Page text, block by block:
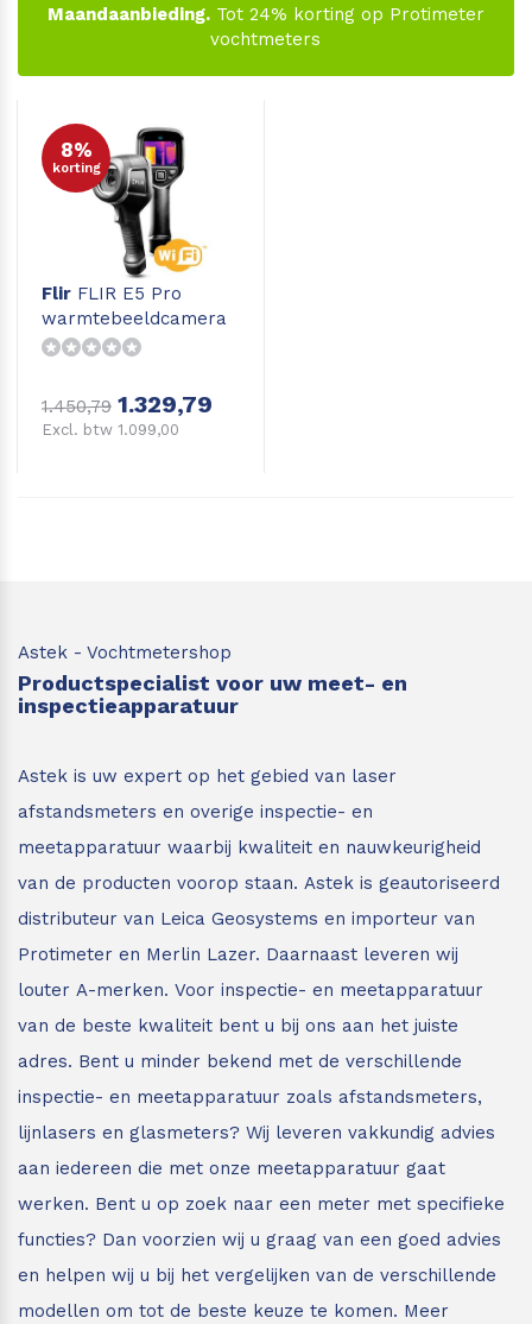
8%
korting
Flir FLIR E5 Pro
warmtebeeldcamera
1.450,79 1.329,79
Excl. btw 1.099,00
Maandaanbieding.Tot 24% korting op Protimeter
vochtmeters
Astek - Vochtmetershop
Productspecialist voor uw meet- en
inspectieapparatuur
Astek is uw expert op het gebied van laser
afstandsmeters en overige inspectie- en
meetapparatuur waarbij kwaliteit en nauwkeurigheid
van de producten voorop staan. Astek is geautoriseerd
distributeur van Leica Geosystems en importeur van
Protimeter en Merlin Lazer. Daarnaast leveren wij
louter A-merken. Voor inspectie- en meetapparatuur
van de beste kwaliteit bent u bij ons aan het juiste
adres. Bent u minder bekend met de verschillende
inspectie- en meetapparatuur zoals afstandsmeters,
lijnlasers en glasmeters? Wij leveren vakkundig advies
aan iedereen die met onze meetapparatuur gaat
werken. Bent u op zoek naar een meter met specifieke
functies? Dan voorzien wij u graag van een goed advies
en helpen wij u bij het vergelijken van de verschillende
modellen om tot de beste keuze te komen. Meer